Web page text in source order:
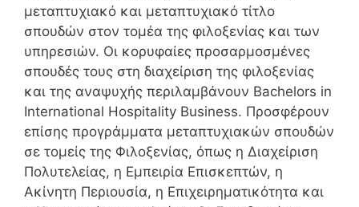
μεταπτυχιακό και μεταπτυχιακό τίτλο
σπουδών στον τομέα της φιλοξενίας και των
υπηρεσιών. Οι κορυφαίες προσαρμοσμένες
σπουδές τους στη διαχείριση της φιλοξενίας
και της αναψυχής περιλαμβάνουν Bachelors in
International Hospitality Business. Προσφέρουν
επίσης προγράμματα μεταπτυχιακών σπουδών
σε τομείς της Φιλοξενίας, όπως η Διαχείριση
Πολυτελείας, η Εμπειρία Επισκεπτών, η
Ακίνητη Περιουσία, η Επιχειρηματικότητα και